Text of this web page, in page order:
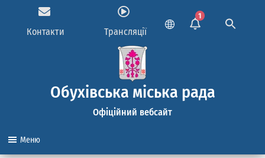
Контакти Трансляції
1
Обухівська міська рада
Офіційний вебсайт
Меню